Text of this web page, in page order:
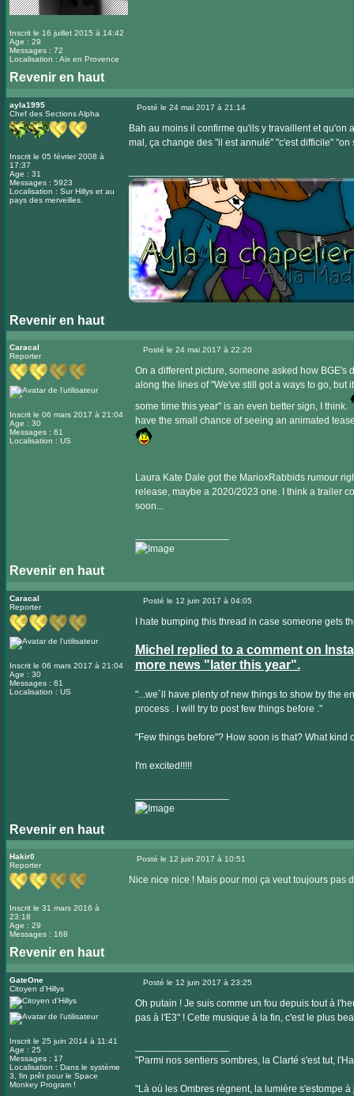
Inscrit le 16 juillet 2015 à 14:42
Age : 29
Messages : 72
Localisation : Aix en Provence
Revenir en haut
ayla1995
Chef des Sections Alpha
Inscrit le 05 février 2008 à
17:37
Age : 31
Messages : 5923
Localisation : Sur Hillys et au
pays des merveilles.
Posté le 24 mai 2017 à 21:14
Bah au moins il confirme qu'ils y travaillent et
mal, ça change des "il est annulé" "c'est difficile"
Revenir en haut
Visiter
le
internet
Caracal
Reporter
Inscrit le 06 mars 2017 à 21:04
Age : 30
Messages : 61
Localisation : US
Posté le 24 mai 2017 à 22:20
On a different picture, someone asked how
along the lines of "We've still got a ways to go, but
some time this year" is an even better sign, I think.
have the small chance of seeing an animated
Laura Kate Dale got the MarioxRabbids rumour
release, maybe a 2020/2023 one. I think a trailer
soon...
Revenir en haut
Caracal
Reporter
Inscrit le 06 mars 2017 à 21:04
Age : 30
Messages : 61
Localisation : US
Posté le 12 juin 2017 à 04:05
I hate bumping this thread in case someone gets
Michel replied to a comment on
more news "later this year".
"...we´ll have plenty of new things to show by the
process . I will try to post few things before ."
"Few things before"? How soon is that? What kind
I'm excited!!!!!
Revenir en haut
Hakir0
Reporter
Inscrit le 31 mars 2016 à
23:18
Age : 29
Messages : 168
Posté le 12 juin 2017 à 10:51
Nice nice nice ! Mais pour moi ça veut toujours pas
Revenir en haut
GateOne
Citoyen d'Hillys
Inscrit le 25 juin 2014 à 11:41
Age : 25
Messages : 17
Localisation : Dans le système
3, fin prêt pour le Space
Monkey Program !
Posté le 12 juin 2017 à 23:25
Oh putain ! Je suis comme un fou depuis tout à
pas à l'E3" ! Cette musique à la fin, c'est le plus
"Parmi nos sentiers sombres, la Clarté s'est tut,
"Là où les Ombres règnent, la lumière s'estompe